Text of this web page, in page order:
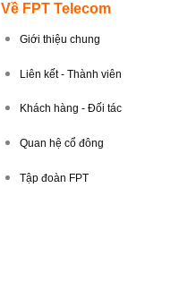
Về FPT Telecom
Giới thiệu chung
Liên kết - Thành viên
Khách hàng - Đối tác
Quan hệ cổ đông
Tập đoàn FPT